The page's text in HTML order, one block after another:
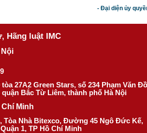
- Đại diện ủy
Hãng luật IMC
27A2 Green Stars, số 234 Phạm Văn
Bắc Từ Liêm, thành phố Hà Nội
Minh
Tòa Nhà Bitexco, Đường 45 Ngô Đức Kế,
1, TP Hồ Chí Minh